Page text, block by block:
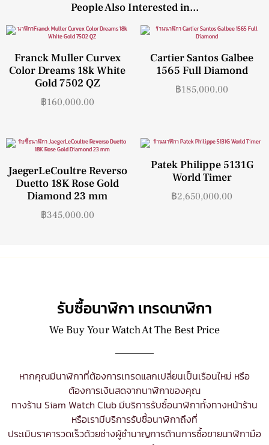
People Also Interested in...
Franck Muller Curvex
Color Dreams 18k White
Gold 7502 QZ
฿160,000.00
Cartier Santos Galbee
1565 Full Diamond
฿185,000.00
JaegerLeCoultre Reverso
Duetto 18K Rose Gold
Diamond 23 mm
฿345,000.00
Patek Philippe 5131G
World Timer
฿2,650,000.00
รับซื้อนาฬิกา เทรดนาฬิกา
We Buy Your Watch At The Best Price
หากคุณมีนาฬิกาที่ต้องการเทรดแลกเปลี่ยนเป็นเรือนใหม่ หรือ
ต้องการเงินสดจากนาฬิกาของคุณ
ทางร้าน Siam Watch Club มีบริการรับซื้อนาฬิกาทั้งทางหน้าร้าน
หรือเรามีบริการรับซื้อนาฬิกาถึงที่
ประเมินราคารวดเร็วด้วยช่างผู้ชำนาญการด้านการซื้อขายนาฬิกามือ